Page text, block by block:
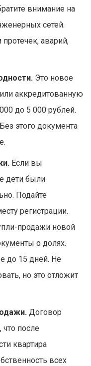
внимание на
сетей.
аварий,
Это новое
аккредитованную
до 5 000 рублей.
этого документа
Если вы
дети были
Подайте
регистрации.
продажи новой
о долях.
до 15 дней. Не
но это отложит
Договор
после
квартира
всех